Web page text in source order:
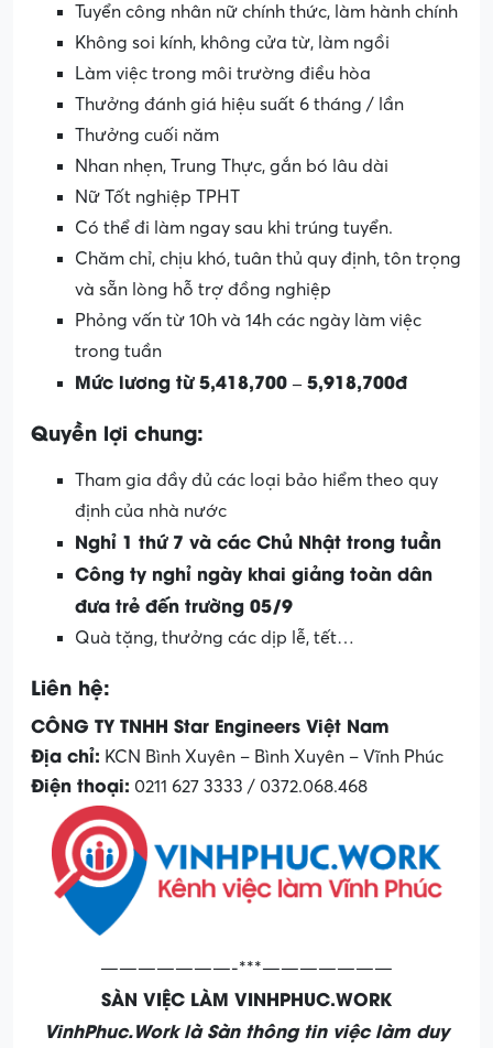
Tuyển công nhân nữ chính thức, làm hành chính
Không soi kính, không cửa từ, làm ngồi
Làm việc trong môi trường điều hòa
Thưởng đánh giá hiệu suất 6 tháng / lần
Thưởng cuối năm
Nhan nhẹn, Trung Thực, gắn bó lâu dài
Nữ Tốt nghiệp TPHT
Có thể đi làm ngay sau khi trúng tuyển.
Chăm chỉ, chịu khó, tuân thủ quy định, tôn trọng
và sẵn lòng hỗ trợ đồng nghiệp
Phỏng vấn từ 10h và 14h các ngày làm việc
trong tuần
Mức lương từ 5,418,700 – 5,918,700đ
Quyền lợi chung:
Tham gia đầy đủ các loại bảo hiểm theo quy
định của nhà nước
Nghỉ 1 thứ 7 và các Chủ Nhật trong tuần
Công ty nghỉ ngày khai giảng toàn dân
đưa trẻ đến trường 05/9
Quà tặng, thưởng các dịp lễ, tết…
Liên hệ:
CÔNG TY TNHH Star Engineers Việt Nam
Địa chỉ: KCN Bình Xuyên – Bình Xuyên – Vĩnh Phúc
Điện thoại: 0211 627 3333 / 0372.068.468
———————-***———————
SÀN VIỆC LÀM VINHPHUC.WORK
VinhPhuc.Work là Sàn thông tin việc làm duy